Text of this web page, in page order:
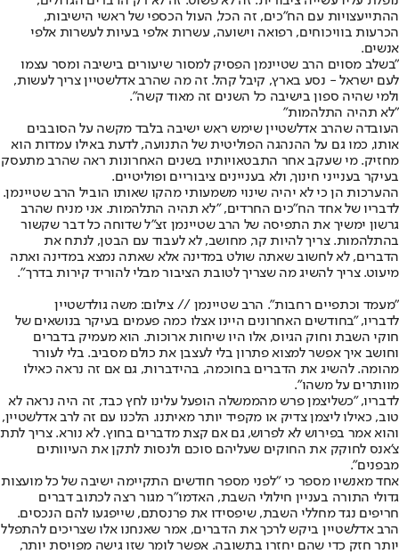
ההתייעצויות עם הח"כים, זה הכל, העול הכספי של ראשי הישיבות,
הכרעות בוויכוחים, רפואה וישועה, עשרות אלפי בעיות לעשרות אלפי
אנשים.
"בשלב מסוים הרב שטיינמן הפסיק למסור שיעורים בישיבה ומסר עצמו
לעם ישראל - נסע בארץ, קיבל קהל. זה מה שהרב אדלשטיין צריך לעשות,
ולמי שהיה ספון בישיבה כל השנים זה מאוד קשה".
"לא תהיה התלהמות"
העובדה שהרב אדלשטיין שימש ראש ישיבה בלבד מקשה על הסובבים
אותו, כמו גם על ההנהגה הפוליטית של התנועה, לדעת באילו עמדות הוא
מחזיק. מי שעקב אחר התבטאויותיו בשנים האחרונות ראה שהרב מתעסק
בעיקר בענייני חינוך, ולא בעניינים ציבוריים ופוליטיים.
ההערכות הן כי לא יהיה שינוי משמעותי מהקו שאותו הוביל הרב שטיינמן.
לדבריו של אחד הח"כים החרדים, "לא תהיה התלהמות. אני מניח שהרב
גרשון ימשיך את התפיסה של הרב שטיינמן זצ"ל שדוחה כל דבר שקשור
בהתלהמות. צריך להיות קר, מחושב, לא לעבוד עם הבטן, לנתח את
הדברים, לא לחשוב שאתה שולט במדינה אלא שאתה נמצא במדינה ואתה
מיעוט. צריך להשיג מה שצריך לטובת הציבור מבלי להוריד קירות בדרך".
"מעמד וכתפיים רחבות". הרב שטיינמן // צילום: משה גולדשטיין
לדבריו, "בחודשים האחרונים היינו אצלו כמה פעמים בעיקר בנושאים של
חוקי השבת וחוק הגיוס, אלו היו שיחות ארוכות. הוא מעמיק בדברים
וחושב איך אפשר למצוא פתרון בלי לעצבן את כולם מסביב. בלי לעורר
מהומה. להשיג את הדברים בחוכמה, בהידברות, גם אם זה נראה כאילו
מוותרים על משהו".
לדבריו, "כשליצמן פרש מהממשלה הופעל עלינו לחץ כבד, זה היה נראה לא
טוב, כאילו ליצמן צדיק או מקפיד יותר מאיתנו. הלכנו עם זה לרב אדלשטיין,
והוא אמר בפירוש לא לפרוש, גם אם קצת מדברים בחוץ. לא נורא. צריך לתת
צ'אנס לחוקק את החוקים שעליהם סוכם ולנסות לתקן את העיוותים
מבפנים".
אחד מאנשיו מספר כי "לפני מספר חודשים התקיימה ישיבה של כל מועצות
גדולי התורה בעניין חילולי השבת, האדמו"ר מגור רצה לכתוב דברים
חריפים נגד מחללי השבת, שיפסידו את פרנסתם, שייפגעו להם הנכסים.
הרב אדלשטיין ביקש לרכך את הדברים, אמר שאנחנו אלו שצריכים להתפלל
יותר חזק כדי שהם יחזרו בתשובה. אפשר לומר שזו גישה מפויסת יותר,